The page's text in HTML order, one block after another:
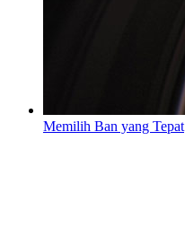
Memilih Ban yang Tepat